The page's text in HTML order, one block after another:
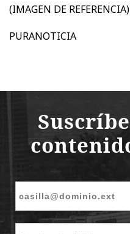
(IMAGEN DE REFERENCIA)
PURANOTICIA